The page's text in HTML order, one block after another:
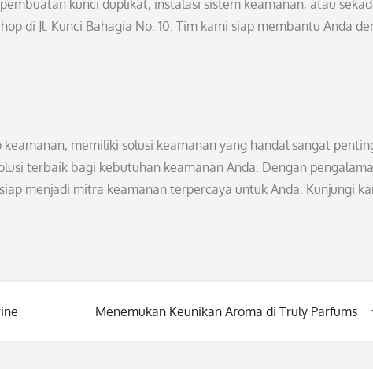
kunci duplikat, instalasi sistem keamanan, atau
di Jl. Kunci Bahagia No. 10. Tim kami siap membantu Anda
memiliki solusi keamanan yang handal sangat
terbaik bagi kebutuhan keamanan Anda. Dengan
menjadi mitra keamanan terpercaya untuk Anda. Kunjungi
Menemukan Keunikan Aroma di Truly Parfums